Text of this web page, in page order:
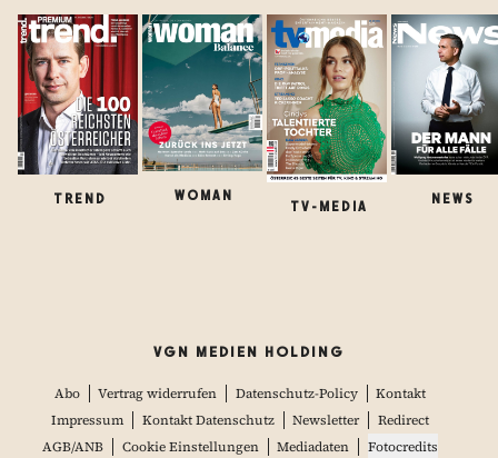
TREND WOMAN
TV-MEDIA
NEWS
VGN MEDIEN HOLDING
Abo Vertrag widerrufen Datenschutz-Policy
Kontakt
Impressum
Kontakt Datenschutz Newsletter
Redirect
AGB/ANB
Cookie Einstellungen Mediadaten Fotocredits